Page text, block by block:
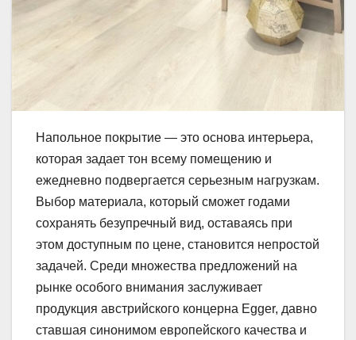
Напольное покрытие — это основа интерьера,
которая задает тон всему помещению и
ежедневно подвергается серьезным нагрузкам.
Выбор материала, который сможет годами
сохранять безупречный вид, оставаясь при
этом доступным по цене, становится непростой
задачей. Среди множества предложений на
рынке особого внимания заслуживает
продукция австрийского концерна Egger, давно
ставшая синонимом европейского качества и